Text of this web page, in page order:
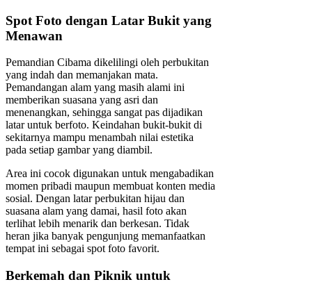
Spot Foto dengan Latar Bukit yang
Menawan
Pemandian Cibama dikelilingi oleh perbukitan
yang indah dan memanjakan mata.
Pemandangan alam yang masih alami ini
memberikan suasana yang asri dan
menenangkan, sehingga sangat pas dijadikan
latar untuk berfoto. Keindahan bukit-bukit di
sekitarnya mampu menambah nilai estetika
pada setiap gambar yang diambil.
Area ini cocok digunakan untuk mengabadikan
momen pribadi maupun membuat konten media
sosial. Dengan latar perbukitan hijau dan
suasana alam yang damai, hasil foto akan
terlihat lebih menarik dan berkesan. Tidak
heran jika banyak pengunjung memanfaatkan
tempat ini sebagai spot foto favorit.
Berkemah dan Piknik untuk